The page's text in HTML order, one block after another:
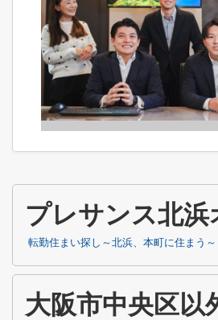
プレサンス北
転勤住まい探し～北浜、本町に住まう～
大阪市中央区以